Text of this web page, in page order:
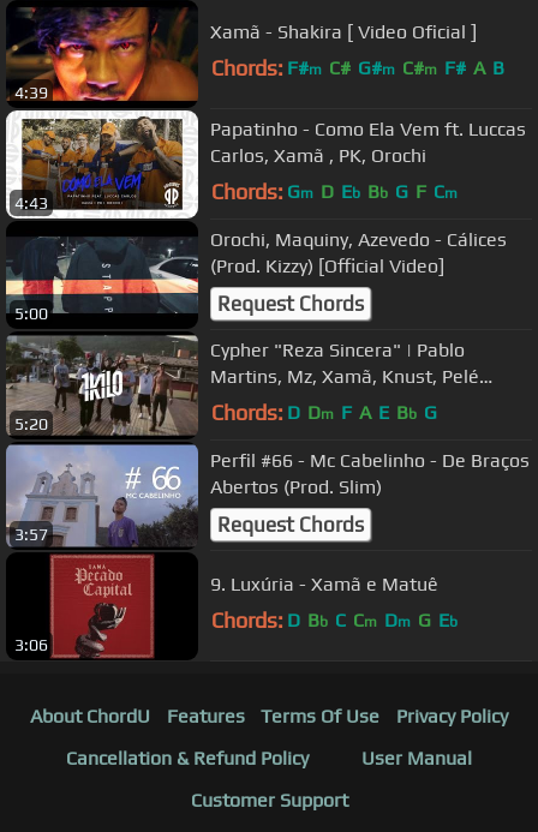
4:39
Xamã - Shakira [ Video Oficial ]
Chords: F#m C# G#m C#m F# A B
4:43
Papatinho - Como Ela Vem ft. Luccas
Carlos, Xamã , PK, Orochi
Chords: Gm D Eb Bb G F Cm
5:00
Orochi, Maquiny, Azevedo - Cálices
(Prod. Kizzy) [Official Video]
Request Chords
5:20
Cypher "Reza Sincera" | Pablo
Martins, Mz, Xamã, Knust, Pelé
MilFlows e Rafael Sadan (Prod.1Kilo)
Chords: D Dm F A E Bb G
3:57
Perfil #66 - Mc Cabelinho - De Braços
Abertos (Prod. Slim)
Request Chords
3:06
9. Luxúria - Xamã e Matuê
Chords: D Bb C Cm Dm G Eb
About ChordU Features Terms Of Use
Privacy Policy
Cancellation & Refund Policy
User Manual
Customer Support